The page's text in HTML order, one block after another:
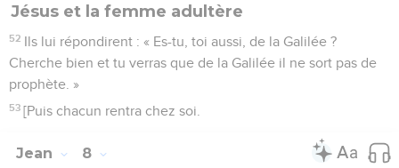
Jésus et la femme adultère
52 Ils lui répondirent : « Es-tu, toi aussi, de la Galilée ?
Cherche bien et tu verras que de la Galilée il ne sort pas de
prophète. »
53 [Puis chacun rentra chez soi.
Jean 8